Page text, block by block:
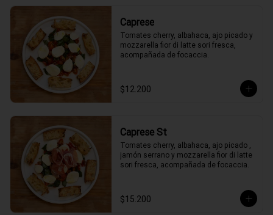
Caprese
Tomates cherry, albahaca, ajo picado y
mozzarella fior di latte sori fresca,
acompañada de focaccia.
$12.200
Caprese St
Tomates cherry, albahaca, ajo picado ,
jamón serrano y mozzarella fior di latte
sori fresca, acompañada de focaccia.
$15.200